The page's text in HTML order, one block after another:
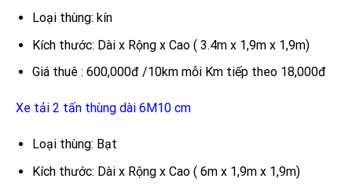
Loại thùng: kín
Kích thước: Dài x Rộng x Cao ( 3.4m x 1,9m x 1,9m)
Giá thuê : 600,000đ /10km mỗi Km tiếp theo 18,000đ
Xe tải 2 tấn thùng dài 6M10 cm
Loại thùng: Bạt
Kích thước: Dài x Rộng x Cao ( 6m x 1,9m x 1,9m)